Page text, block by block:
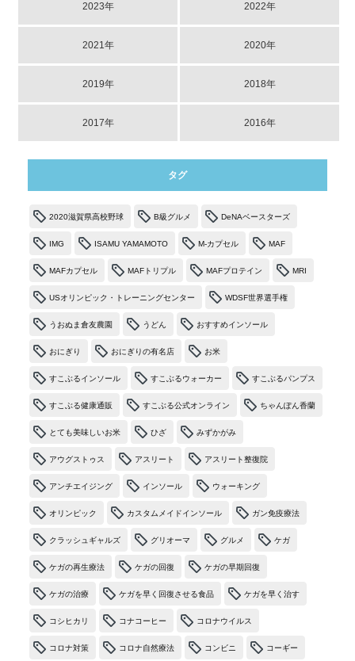
2023年 2022年
2021年 2020年
2019年 2018年
2017年 2016年
タグ
2020滋賀県高校野球 B級グルメ DeNAベースターズ
IMG ISAMU YAMAMOTO M-カプセル MAF
MAFカプセル MAFトリプル MAFプロテイン MRI
USオリンピック・トレーニングセンター WDSF世界選手権
うおぬま倉友農園 うどん おすすめインソール
おにぎり おにぎりの有名店 お米
すこぶるインソール すこぶるウォーカー すこぶるパンプス
すこぶる健康通販 すこぶる公式オンライン ちゃんぽん香蘭
とても美味しいお米 ひざ みずかがみ
アウグストゥス アスリート アスリート整復院
アンチエイジング インソール ウォーキング
オリンピック カスタムメイドインソール ガン免疫療法
クラッシュギャルズ グリオーマ グルメ ケガ
ケガの再生療法 ケガの回復 ケガの早期回復
ケガの治療 ケガを早く回復させる食品 ケガを早く治す
コシヒカリ コナコーヒー コロナウイルス
コロナ対策 コロナ自然療法 コンビニ コーギー